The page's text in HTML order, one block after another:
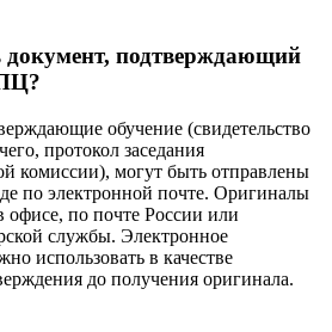
подтверждающий
обучение (свидетельство
протокол заседания
комиссии), могут быть отправлены
по электронной почте. Оригиналы
по почте России или
службы. Электронное
использовать в качестве
до получения оригинала.